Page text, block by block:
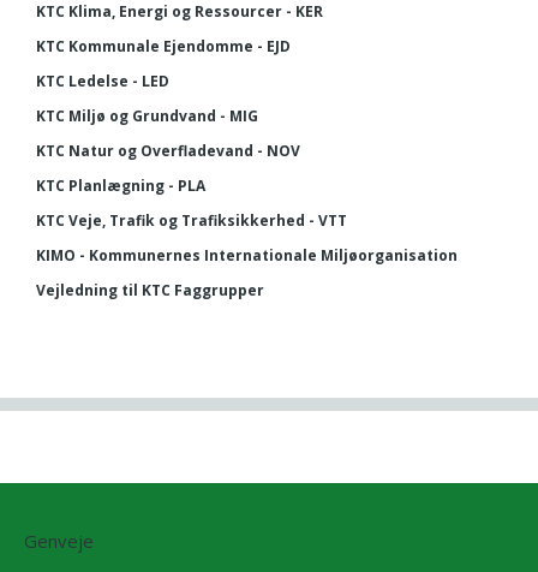
KTC Klima, Energi og Ressourcer - KER
KTC Kommunale Ejendomme - EJD
KTC Ledelse - LED
KTC Miljø og Grundvand - MIG
KTC Natur og Overfladevand - NOV
KTC Planlægning - PLA
KTC Veje, Trafik og Trafiksikkerhed - VTT
KIMO - Kommunernes Internationale Miljøorganisation
Vejledning til KTC Faggrupper
Genveje